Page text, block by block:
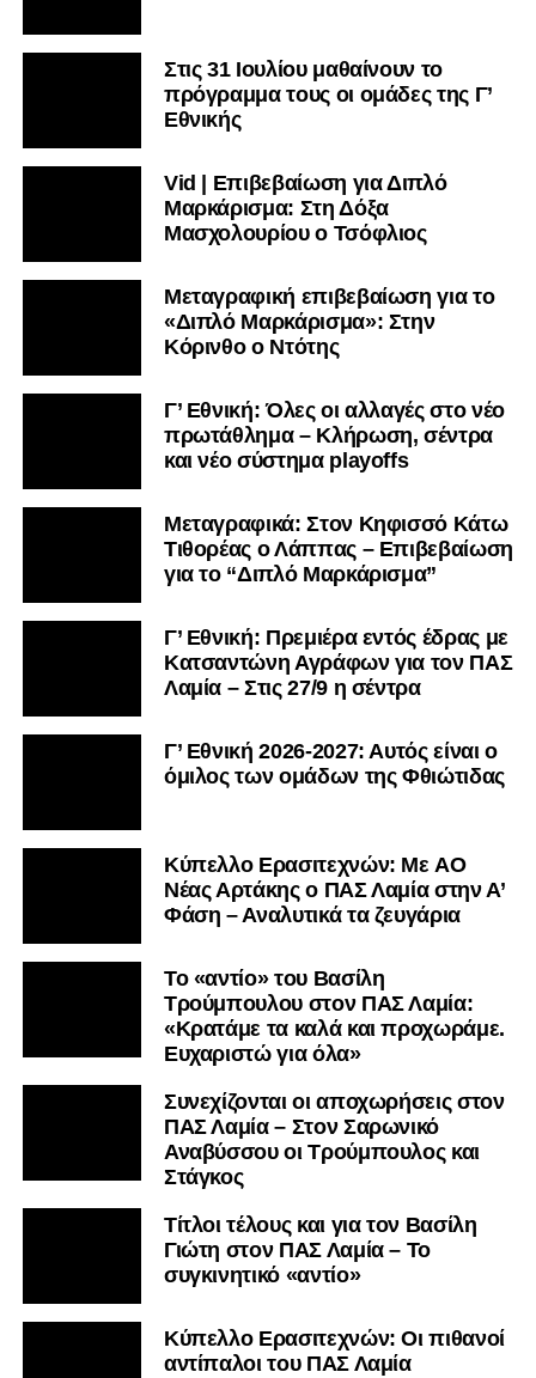
Στις 31 Ιουλίου μαθαίνουν το
πρόγραμμα τους οι ομάδες της Γ’
Εθνικής
Vid | Επιβεβαίωση για Διπλό
Μαρκάρισμα: Στη Δόξα
Μασχολουρίου ο Τσόφλιος
Μεταγραφική επιβεβαίωση για το
«Διπλό Μαρκάρισμα»: Στην
Κόρινθο ο Ντότης
Γ’ Εθνική: Όλες οι αλλαγές στο νέο
πρωτάθλημα – Κλήρωση, σέντρα
και νέο σύστημα playoffs
Μεταγραφικά: Στον Κηφισσό Κάτω
Τιθορέας ο Λάππας – Επιβεβαίωση
για το “Διπλό Μαρκάρισμα”
Γ’ Εθνική: Πρεμιέρα εντός έδρας με
Κατσαντώνη Αγράφων για τον ΠΑΣ
Λαμία – Στις 27/9 η σέντρα
Γ’ Εθνική 2026-2027: Αυτός είναι ο
όμιλος των ομάδων της Φθιώτιδας
Kύπελλο Ερασιτεχνών: Με AO
Nέας Αρτάκης ο ΠΑΣ Λαμία στην Α’
Φάση – Αναλυτικά τα ζευγάρια
Το «αντίο» του Βασίλη
Τρούμπουλου στον ΠΑΣ Λαμία:
«Κρατάμε τα καλά και προχωράμε.
Ευχαριστώ για όλα»
Συνεχίζονται οι αποχωρήσεις στον
ΠΑΣ Λαμία – Στον Σαρωνικό
Αναβύσσου οι Τρούμπουλος και
Στάγκος
Τίτλοι τέλους και για τον Βασίλη
Γιώτη στον ΠΑΣ Λαμία – Το
συγκινητικό «αντίο»
Κύπελλο Ερασιτεχνών: Οι πιθανοί
αντίπαλοι του ΠΑΣ Λαμία